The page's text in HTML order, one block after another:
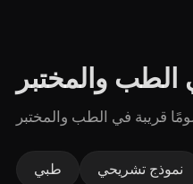
الطب والمختبر
طبي نموذج تشريحي